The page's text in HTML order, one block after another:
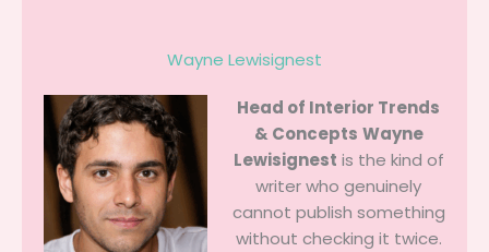
Wayne Lewisignest
Head of Interior Trends
& Concepts Wayne
Lewisignest is the kind of
writer who genuinely
cannot publish something
without checking it twice.